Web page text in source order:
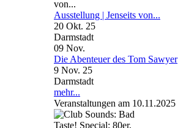
Ausstellung | Jenseits von...
20 Okt. 25
Darmstadt
09 Nov.
Die Abenteuer des Tom Sawyer
9 Nov. 25
Darmstadt
mehr...
Veranstaltungen am 10.11.2025